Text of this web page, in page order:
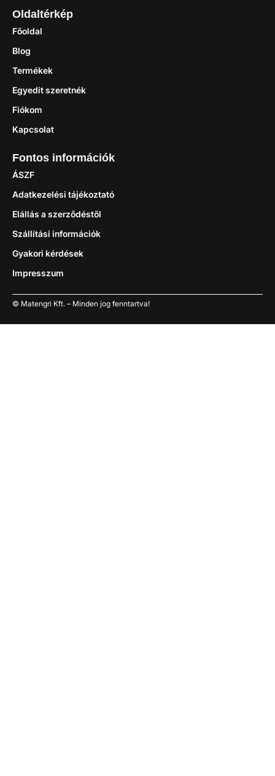
Oldaltérkép
Főoldal
Blog
Termékek
Egyedit szeretnék
Fiókom
Kapcsolat
Fontos információk
ÁSZF
Adatkezelési tájékoztató
Elállás a szerződéstől
Szállítási információk
Gyakori kérdések
Impresszum
© Matengri Kft. – Minden jog fenntartva!